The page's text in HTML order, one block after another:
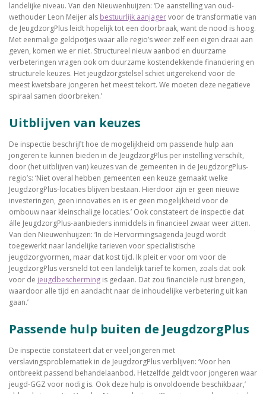
landelijke niveau. Van den Nieuwenhuijzen: ‘De aanstelling van oud-
wethouder Leon Meijer als bestuurlijk aanjagervoor de transformatie van
de JeugdzorgPlus leidt hopelijk tot een doorbraak, want de nood is hoog.
Met eenmalige geldpotjes waar alle regio’s weer zelf een eigen draai aan
geven, komen we er niet. Structureel nieuw aanbod en duurzame
verbeteringen vragen ook om duurzame kostendekkende financiering en
structurele keuzes. Het jeugdzorgstelsel schiet uitgerekend voor de
meest kwetsbare jongeren het meest tekort. We moeten deze negatieve
spiraal samen doorbreken.’
Uitblijven van keuzes
De inspectie beschrijft hoe de mogelijkheid om passende hulp aan
jongeren te kunnen bieden in de JeugdzorgPlus per instelling verschilt,
door (het uitblijven van) keuzes van de gemeenten in de JeugdzorgPlus-
regio’s: ‘Niet overal hebben gemeenten een keuze gemaakt welke
JeugdzorgPlus-locaties blijven bestaan. Hierdoor zijn er geen nieuwe
investeringen, geen innovaties en is er geen mogelijkheid voor de
ombouw naar kleinschalige locaties.’ Ook constateert de inspectie dat
álle JeugdzorgPlus-aanbieders inmiddels in financieel zwaar weer zitten.
Van den Nieuwenhuijzen: ‘In de Hervormingsagenda Jeugd wordt
toegewerkt naar landelijke tarieven voor specialistische
jeugdzorgvormen, maar dat kost tijd. Ik pleit er voor om voor de
JeugdzorgPlus versneld tot een landelijk tarief te komen, zoals dat ook
voor de jeugdbescherming is gedaan. Dat zou financiële rust brengen,
waardoor alle tijd en aandacht naar de inhoudelijke verbetering uit kan
gaan.’
Passende hulp buiten de JeugdzorgPlus
De inspectie constateert dat er veel jongeren met
verslavingsproblematiek in de JeugdzorgPlus verblijven: ‘Voor hen
ontbreekt passend behandelaanbod. Hetzelfde geldt voor jongeren waar
jeugd-GGZ voor nodig is. Ook deze hulp is onvoldoende beschikbaar,’